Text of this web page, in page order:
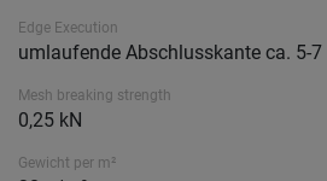
Edge Execution
umlaufende Abschlusskante ca. 5-
Mesh breaking strength
0,25 kN
Gewicht per m²